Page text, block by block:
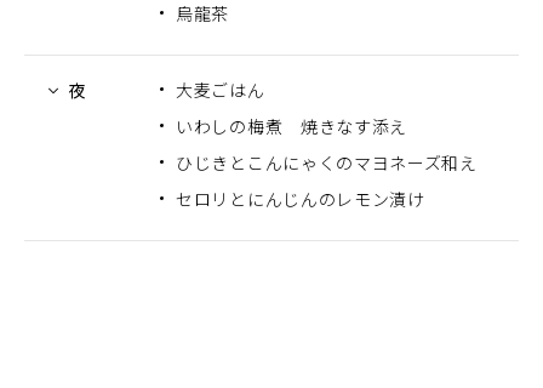
烏龍茶
夜
大麦ごはん
いわしの梅煮 焼きなす添え
ひじきとこんにゃくのマヨネーズ和え
セロリとにんじんのレモン漬け